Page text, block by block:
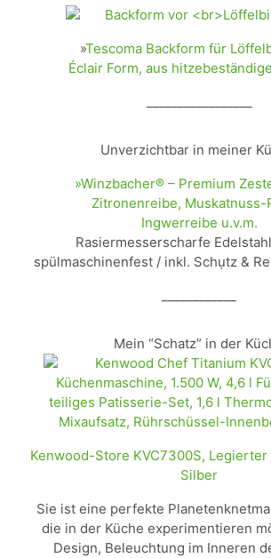
»Tescoma Backform für
Éclair Form, aus
Unverzichtbar in meiner
»Winzbacher® – Premium
Zitronenreibe, Muskatnuss-
Ingwerreibe u.v.m.
Rasiermesserscharfe
spülmaschinenfest / inkl. Schụtz &
Mein “Schatz” in der
Kenwood-Store KVC7300S,
Silber
Sie ist eine perfekte
die in der Küche experimentieren
Design, Beleuchtung im Inneren